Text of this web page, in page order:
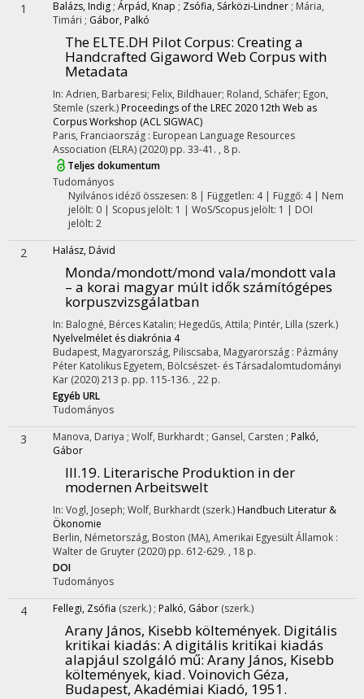
1 Balázs, Indig ; Árpád, Knap ; Zsófia, Sárközi-Lindner ; Mária,
Timári ; Gábor, Palkó
The ELTE.DH Pilot Corpus: Creating a
Handcrafted Gigaword Web Corpus with
Metadata
In: Adrien, Barbaresi; Felix, Bildhauer; Roland, Schäfer; Egon,
Stemle (szerk.) Proceedings of the LREC 2020 12th Web as
Corpus Workshop (ACL SIGWAC)
Paris, Franciaország : European Language Resources
Association (ELRA) (2020) pp. 33-41. , 8 p.
Teljes dokumentum
Tudományos
Nyilvános idéző összesen: 8| Független: 4 | Függő: 4 | Nem
jelölt: 0 | Scopus jelölt: 1 | WoS/Scopus jelölt: 1 | DOI
jelölt: 2
2 Halász, Dávid
Monda/mondott/mond vala/mondott vala
– a korai magyar múlt idők számítógépes
korpuszvizsgálatban
In: Balogné, Bérces Katalin; Hegedűs, Attila; Pintér, Lilla (szerk.)
Nyelvelmélet és diakrónia 4
Budapest, Magyarország, Piliscsaba, Magyarország : Pázmány
Péter Katolikus Egyetem, Bölcsészet- és Társadalomtudományi
Kar (2020)213 p. pp. 115-136. , 22 p.
Egyéb URL
Tudományos
3 Manova, Dariya ; Wolf, Burkhardt ; Gansel, Carsten ; Palkó,
Gábor
III.19. Literarische Produktion in der
modernen Arbeitswelt
In: Vogl, Joseph; Wolf, Burkhardt (szerk.) Handbuch Literatur &
Ökonomie
Berlin, Németország, Boston (MA), Amerikai Egyesült Államok :
Walter de Gruyter (2020) pp. 612-629. , 18 p.
DOI
Tudományos
4 Fellegi, Zsófia (szerk.) ; Palkó, Gábor (szerk.)
Arany János, Kisebb költemények. Digitális
kritikai kiadás: A digitális kritikai kiadás
alapjául szolgáló mű: Arany János, Kisebb
költemények, kiad. Voinovich Géza,
Budapest, Akadémiai Kiadó, 1951.